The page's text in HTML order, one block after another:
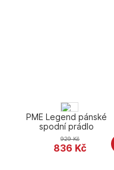
PME Legend pánské
spodní prádlo
PUW2508950-6416
836 Kč
929Kč